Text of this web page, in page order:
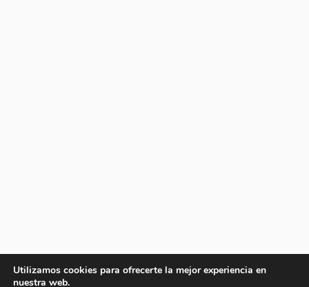
Utilizamos cookies para ofrecerte la mejor experiencia en
nuestra web.